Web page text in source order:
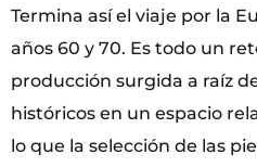
Termina así el viaje por la
años 60 y 70. Es todo un
producción surgida a raíz
históricos en un espacio
lo que la selección de las